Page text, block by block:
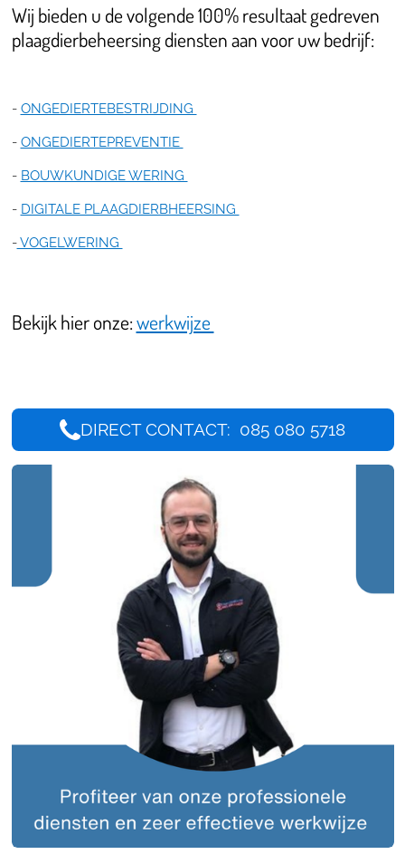
Wij bieden u de volgende 100% resultaat gedreven
plaagdierbeheersing diensten aan voor uw bedrijf:
- ONGEDIERTEBESTRIJDING
- ONGEDIERTEPREVENTIE
- BOUWKUNDIGE WERING
- DIGITALE PLAAGDIERBHEERSING
-VOGELWERING
Bekijk hier onze:werkwijze
DIRECT CONTACT: 085 080 5718